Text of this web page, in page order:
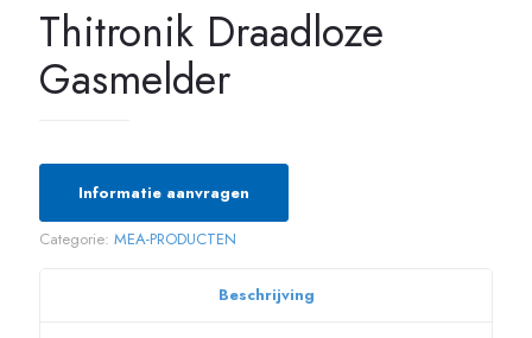
Thitronik Draadloze
Gasmelder
Informatie aanvragen
Categorie: MEA-PRODUCTEN
Beschrijving